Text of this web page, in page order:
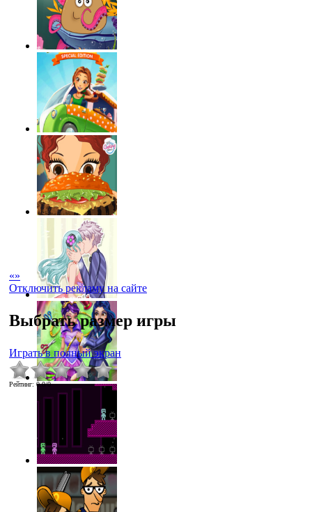
«»
Отключить рекламу на сайте
Выбрать размер игры
Играть в полный экран
Рейтинг: 0.0/0